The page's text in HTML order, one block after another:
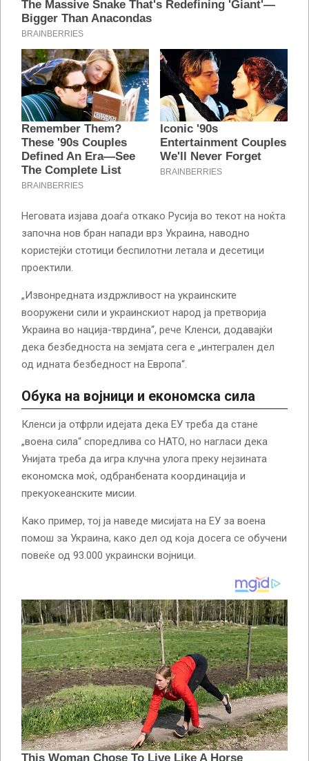
Неговата изјава доаѓа откако Русија во текот на ноќта
започна нов бран напади врз Украина, наводно
користејќи стотици беспилотни летала и десетици
проектили.
„Извонредната издржливост на украинските
вооружени сили и украинскиот народ ја претворија
Украина во нација-тврдина“, рече Кленси, додавајќи
дека безбедноста на земјата сега е „интегрален дел
од идната безбедност на Европа“.
Обука на војници и економска сила
Кленси ја отфрли идејата дека ЕУ треба да стане
„воена сила“ споредлива со НАТО, но нагласи дека
Унијата треба да игра клучна улога преку нејзината
економска моќ, одбранбената координација и
прекуокеанските мисии.
Како пример, тој ја наведе мисијата на ЕУ за воена
помош за Украина, како дел од која досега се обучени
повеќе од 93.000 украински војници.